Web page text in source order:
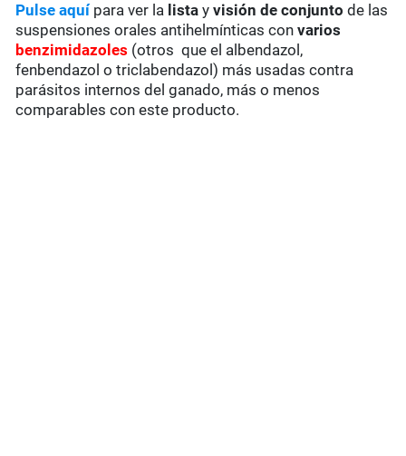
Pulse aquípara ver la lista yvisión de conjunto de las
suspensiones orales antihelmínticas convarios
benzimidazoles (otros que el albendazol,
fenbendazol o triclabendazol) más usadas contra
parásitos internos del ganado, más o menos
comparables con este producto.